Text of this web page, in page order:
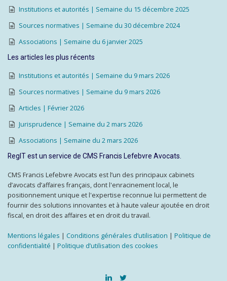
Institutions et autorités | Semaine du 15 décembre 2025
Sources normatives | Semaine du 30 décembre 2024
Associations | Semaine du 6 janvier 2025
Les articles les plus récents
Institutions et autorités | Semaine du 9 mars 2026
Sources normatives | Semaine du 9 mars 2026
Articles | Février 2026
Jurisprudence | Semaine du 2 mars 2026
Associations | Semaine du 2 mars 2026
RegIT est un service de CMS Francis Lefebvre Avocats.
CMS Francis Lefebvre Avocats est l’un des principaux cabinets
d’avocats d’affaires français, dont l'enracinement local, le
positionnement unique et l'expertise reconnue lui permettent de
fournir des solutions innovantes et à haute valeur ajoutée en droit
fiscal, en droit des affaires et en droit du travail.
Mentions légales | Conditions générales d’utilisation | Politique de
confidentialité | Politique d’utilisation des cookies